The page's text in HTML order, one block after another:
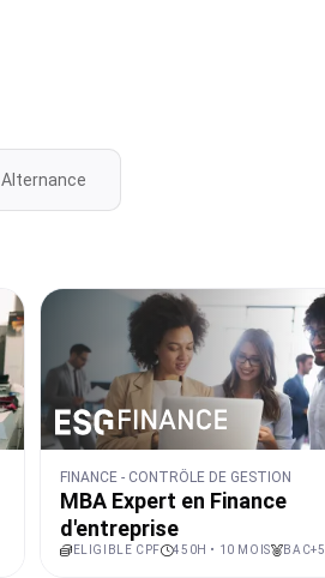
Alternance
FINANCE - CONTRÔLE DE GESTION
MBA Expert en Finance
d'entreprise
ELIGIBLE CPF 450H • 10 MOIS BAC+5